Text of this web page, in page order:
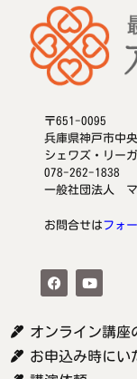
〒651-0095
兵庫県神戸市中
シェワズ・リー
078-262-1838
一般社団法人 マ
お問合せはフォ
オンライン講座
お申込み時にい